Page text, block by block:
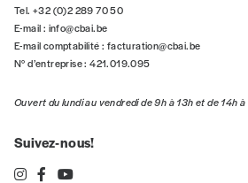
Tel. +32 (0)2 289 70 50
E-mail : info@cbai.be
E-mail comptabilité : facturation@cbai.be
N° d’entreprise : 421.019.095
Ouvert du lundi au vendredi de 9h à 13h et de 14h
Suivez-nous!